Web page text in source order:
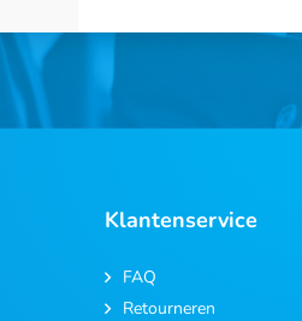
Klantenservice
FAQ
Retourneren